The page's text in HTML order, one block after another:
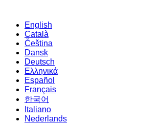
English
Català
Čeština
Dansk
Deutsch
Ελληνικά
Español
Français
한국어
Italiano
Nederlands